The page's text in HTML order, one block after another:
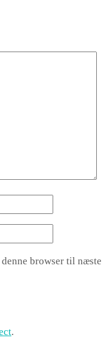
browser til næste
.